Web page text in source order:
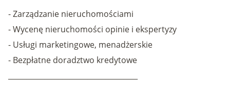
- Zarządzanie nieruchomościami
- Wycenę nieruchomości opinie i ekspertyzy
- Usługi marketingowe, menadżerskie
- Bezpłatne doradztwo kredytowe